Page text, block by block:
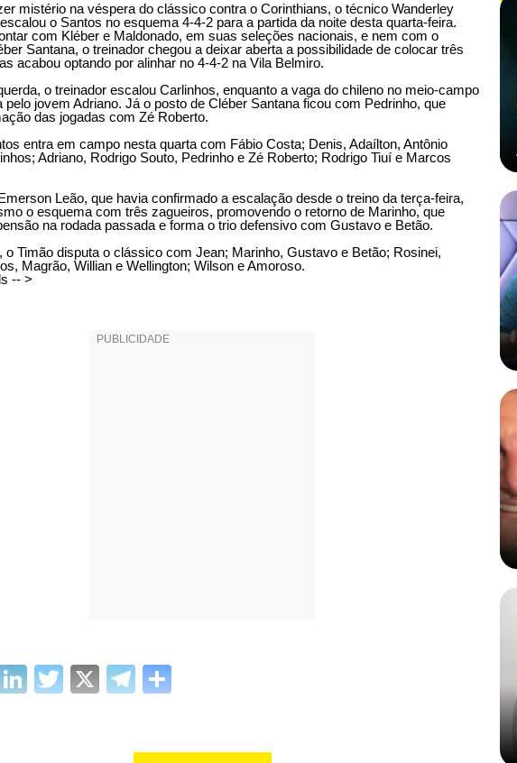
mistério na véspera do clássico contra o Corinthians, o técnico Wanderley
o Santos no esquema 4-4-2 para a partida da noite desta quarta-feira.
com Kléber e Maldonado, em suas seleções nacionais, e nem com o
Santana, o treinador chegou a deixar aberta a possibilidade de colocar três
acabou optando por alinhar no 4-4-2 na Vila Belmiro.
o treinador escalou Carlinhos, enquanto a vaga do chileno no meio-campo
pelo jovem Adriano. Já o posto de Cléber Santana ficou com Pedrinho, que
das jogadas com Zé Roberto.
entra em campo nesta quarta com Fábio Costa; Denis, Adaílton, Antônio
Adriano, Rodrigo Souto, Pedrinho e Zé Roberto; Rodrigo Tiuí e Marcos
Leão, que havia confirmado a escalação desde o treino da terça-feira,
o esquema com três zagueiros, promovendo o retorno de Marinho, que
na rodada passada e forma o trio defensivo com Gustavo e Betão.
o Timão disputa o clássico com Jean; Marinho, Gustavo e Betão; Rosinei,
Magrão, Willian e Wellington; Wilson e Amoroso.
-- >
LinkedIn
Twitter
X Telegram